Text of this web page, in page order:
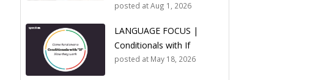
posted atAug 1, 2026
LANGUAGE FOCUS |
Conditionals with If
posted at May 18, 2026